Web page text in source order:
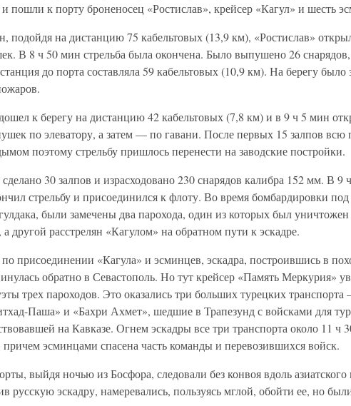
и пошли к порту броненосец «Ростислав», крейсер «Кагул» и шесть
подойдя на дистанцию 75 кабельтовых (13,9 км), «Ростислав»
В 8 ч 50 мин стрельба была окончена. Было выпушено 26
до порта составляла 59 кабельтовых (10,9 км). На берегу было
к берегу на дистанцию 42 кабельтовых (7,8 км) и в 9 ч 5 мин
по элеватору, а затем — по гавани. После первых 15 залпов всю
поэтому стрельбу пришлось перенести на заводские постройки.
30 залпов и израсходовано 230 снарядов калибра 152 мм. В 9
стрельбу и присоединился к флоту. Во время бомбардировки под
были замечены два парохода, один из которых был уничтожен
другой расстрелян «Кагулом» на обратном пути к эскадре.
присоединении «Кагула» и эсминцев, эскадра, построившись в
обратно в Севастополь. Но тут крейсер «Память Меркурия»
трех пароходов. Это оказались три больших турецких
Паша» и «Бахри Ахмет», шедшие в Трапезунд с войсками для
на Кавказе. Огнем эскадры все три транспорта около 11 ч
эсминцами спасена часть команды и перевозившихся войск.
выйдя ночью из Босфора, следовали без конвоя вдоль азиатского
русскую эскадру, намеревались, пользуясь мглой, обойти ее, но